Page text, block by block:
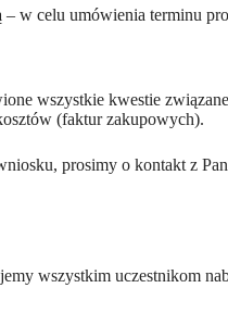
– w celu umówienia terminu
wszystkie kwestie
(faktur zakupowych).
prosimy o kontakt z
wszystkim uczestnikom